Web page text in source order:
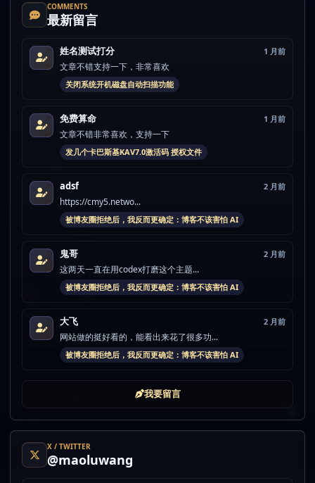
COMMENTS
最新留言
姓名测试打分 1 月前
文章不错支持一下，非常喜欢
关闭系统开机磁盘自动扫描功能
免费算命 1 月前
文章不错非常喜欢，支持一下
发几个卡巴斯基KAV7.0激活码 授权文件
adsf 2 月前
https://cmy5.netwo...
被博友圈拒绝后，我反而更确定：博客不该害怕 AI
鬼哥 2 月前
这两天一直在用codex打磨这个主题...
被博友圈拒绝后，我反而更确定：博客不该害怕 AI
大飞 2 月前
网站做的挺好看的，能看出来花了很多功...
被博友圈拒绝后，我反而更确定：博客不该害怕 AI
我要留言
X / TWITTER
@maoluwang